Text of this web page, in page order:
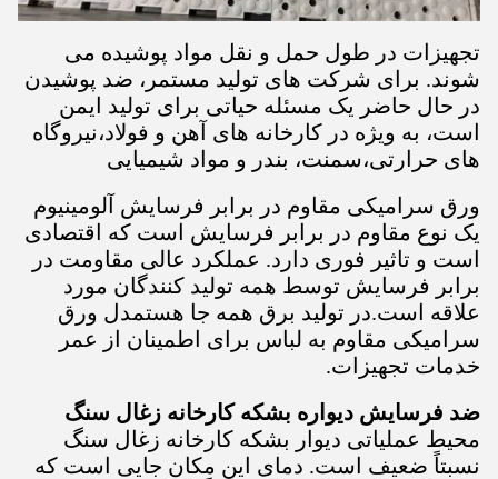
تجهیزات در طول حمل و نقل مواد پوشیده می
شوند. برای شرکت های تولید مستمر، ضد پوشیدن
در حال حاضر یک مسئله حیاتی برای تولید ایمن
است، به ویژه در کارخانه های آهن و فولاد،نیروگاه
های حرارتی،سمنت، بندر و مواد شیمیایی
ورق سرامیکی مقاوم در برابر فرسایش آلومینیوم
یک نوع مقاوم در برابر فرسایش است که اقتصادی
است و تاثیر فوری دارد. عملکرد عالی مقاومت در
برابر فرسایش توسط همه تولید کنندگان مورد
علاقه است.در تولید برق همه جا هستمدل ورق
سرامیکی مقاوم به لباس برای اطمینان از عمر
خدمات تجهیزات.
ضد فرسایش دیواره بشکه کارخانه زغال سنگ
محیط عملیاتی دیوار بشکه کارخانه زغال سنگ
نسبتاً ضعیف است. دمای این مکان جایی است که